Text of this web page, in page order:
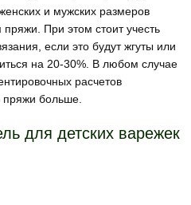
и мужских размеров
При этом стоит учесть
если это будут жгуты или
на 20-30%. В любом случае
расчетов
пряжи больше.
для детских варежек